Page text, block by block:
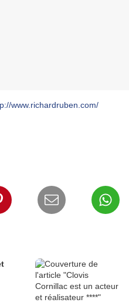
www.richardruben.com/